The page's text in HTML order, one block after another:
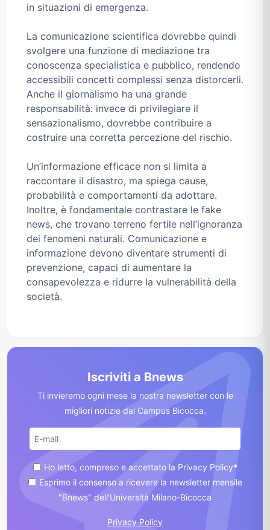
in situazioni di emergenza.
La comunicazione scientifica dovrebbe quindi
svolgere una funzione di mediazione tra
conoscenza specialistica e pubblico, rendendo
accessibili concetti complessi senza distorcerli.
Anche il giornalismo ha una grande
responsabilità: invece di privilegiare il
sensazionalismo, dovrebbe contribuire a
costruire una corretta percezione del rischio.
Un’informazione efficace non si limita a
raccontare il disastro, ma spiega cause,
probabilità e comportamenti da adottare.
Inoltre, è fondamentale contrastare le fake
news, che trovano terreno fertile nell’ignoranza
dei fenomeni naturali. Comunicazione e
informazione devono diventare strumenti di
prevenzione, capaci di aumentare la
consapevolezza e ridurre la vulnerabilità della
società.
Iscriviti a Bnews
Ti invieremo ogni mese la nostra newsletter con le
migliori notizie dal Campus Bicocca.
Ho letto, compreso e accettato la Privacy Policy*
Esprimo il consenso a ricevere la newsletter mensile
"Bnews" dell'Università Milano-Bicocca
Privacy Policy